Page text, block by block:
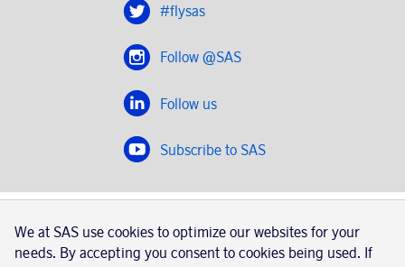
#flysas
Follow @SAS
Follow us
Subscribe to SAS
SAS 2020
SAS AB, registration number 556606-8499, SE-195 87
Stockholm, Sweden
We at SAS use cookies to optimize our websites for your
needs. By accepting you consent to cookies being used. If